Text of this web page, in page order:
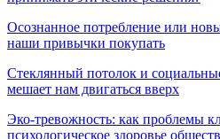
Осознанное потребление или
наши привычки покупать
Стеклянный потолок и
мешает нам двигаться вверх
Эко-тревожность: как проблемы
психологическое здоровье